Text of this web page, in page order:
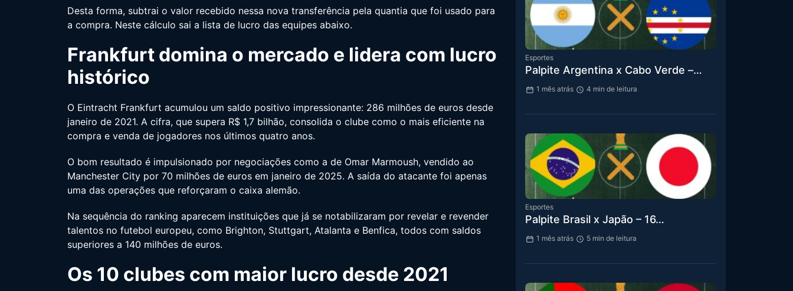
Desta forma, subtrai o valor recebido nessa nova transferência pela quantia que foi usado para
a compra. Neste cálculo sai a lista de lucro das equipes abaixo.
Frankfurt domina o mercado e lidera com lucro
histórico
O Eintracht Frankfurt acumulou um saldo positivo impressionante: 286 milhões de euros desde
janeiro de 2021. A cifra, que supera R$ 1,7 bilhão, consolida o clube como o mais eficiente na
compra e venda de jogadores nos últimos quatro anos.
O bom resultado é impulsionado por negociações como a de Omar Marmoush, vendido ao
Manchester City por 70 milhões de euros em janeiro de 2025. A saída do atacante foi apenas
uma das operações que reforçaram o caixa alemão.
Na sequência do ranking aparecem instituições que já se notabilizaram por revelar e revender
talentos no futebol europeu, como Brighton, Stuttgart, Atalanta e Benfica, todos com saldos
superiores a 140 milhões de euros.
Os 10 clubes com maior lucro desde 2021
Esportes
Palpite Argentina x Cabo Verde –…
1 mês atrás 4 min de leitura
Esportes
Palpite Brasil x Japão – 16…
1 mês atrás 5 min de leitura